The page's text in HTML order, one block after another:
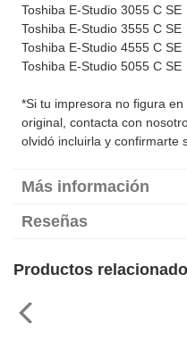
Toshiba E-Studio 3055 C SE
Toshiba E-Studio 3555 C SE
Toshiba E-Studio 4555 C SE
Toshiba E-Studio 5055 C SE
*Si tu impresora no figura
original, contacta con
olvidó incluirla y confirmarte
Más información
Reseñas
Productos